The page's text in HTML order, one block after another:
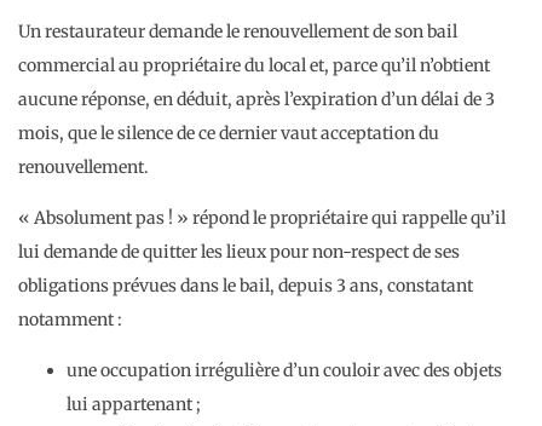
Un restaurateur demande le renouvellement de son bail
commercial au propriétaire du local et, parce qu’il n’obtient
aucune réponse, en déduit, après l’expiration d’un délai de 3
mois, que le silence de ce dernier vaut acceptation du
renouvellement.
« Absolument pas ! » répond le propriétaire qui rappelle qu’il
lui demande de quitter les lieux pour non-respect de ses
obligations prévues dans le bail, depuis 3 ans, constatant
notamment :
une occupation irrégulière d’un couloir avec des objets
lui appartenant ;